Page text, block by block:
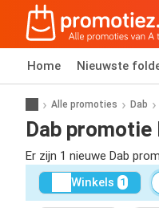
Home Nieuwste
Alle promoties Dab
Dab promotie
Er zijn 1 nieuwe Dab
Winkels 1